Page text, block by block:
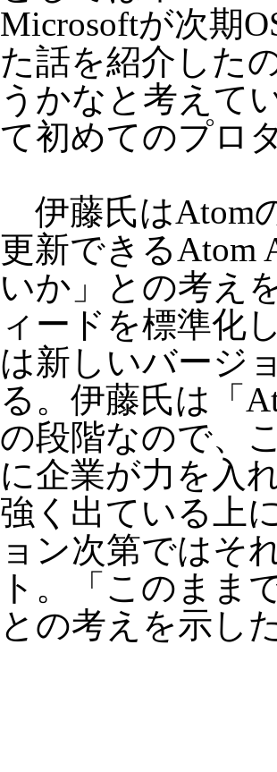
Microsoftが次期
た話を紹介した
うかなと考えて
て初めてのプロ
伊藤氏はAtom
更新できるAtom
いか」との考え
ィードを標準化
は新しいバージ
る。伊藤氏は「
の段階なので、
に企業が力を入
強く出ている上
ョン次第ではそ
ト。「このまま
との考えを示し